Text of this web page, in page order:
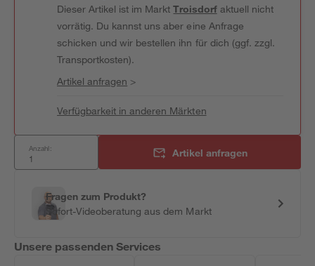
Dieser Artikel ist im MarktTroisdorfaktuell nicht
vorrätig. Du kannst uns aber eine Anfrage
schicken und wir bestellen ihn für dich (ggf. zzgl.
Transportkosten).
Artikel anfragen >
Verfügbarkeit in anderen Märkten
Anzahl: Artikel anfragen
Fragen zum Produkt?
Sofort-Videoberatung aus dem Markt
Unsere passenden Services